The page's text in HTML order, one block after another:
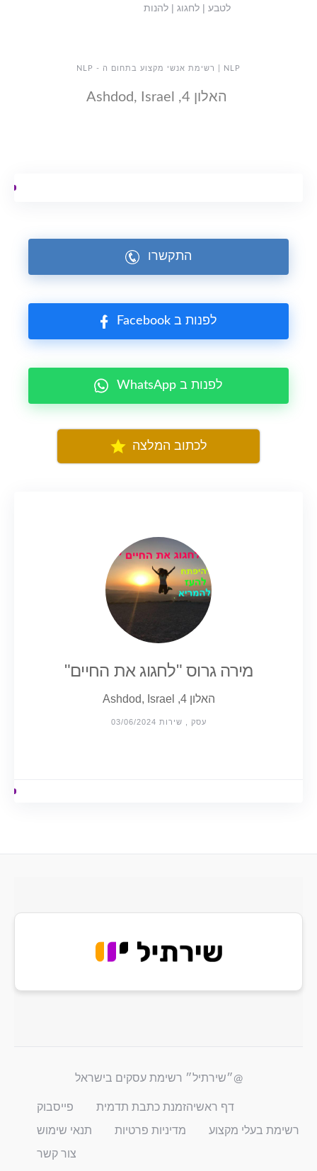
NLP | רשימת אנשי מקצוע בתחום ה - NLP
האלון 4, Ashdod, Israel
לטבע | לחגוג | להנות
התקשרו
Facebook לפנות ב
WhatsApp לפנות ב
לכתוב המלצה
מירה גרוס "לחגוג את החיים"
האלון 4, Ashdod, Israel
עסק , שירות 03/06/2024
@״שירתיל״ רשימת עסקים בישראל
דף ראשיהזמנת כתבת תדמית פייסבוק
רשימת בעלי מקצוע מדיניות פרטיות תנאי שימוש
צור קשר